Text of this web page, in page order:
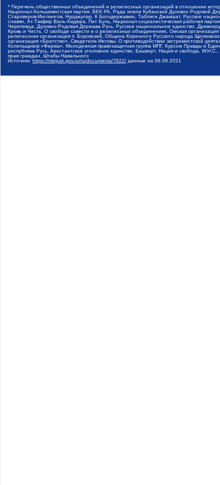
* Перечень общественных объединений и религиозных организаций в отношении
Национал-большевистская партия, ВЕК РА, Рада земли Кубанской Духовно Родовой
Староверов-Инглингов, Нурджулар, К Богодержавию, Таблиги Джамаат, Русское
славян, Ат-Такфир Валь-Хиджра, Пит Буль, Национал-социалистическая рабочая
Череповца, Духовно-Родовая Держава Русь, Русское национальное единство,
Кровь и Честь, О свободе совести и о религиозных объединениях, Омская
религиозная организация п. Боровский, Община Коренного Русского народа
организация «Братство», Свидетели Иеговы, О противодействии экстремистской
болельщиков «Фирма», Молодежная правозащитная группа МПГ, Курсом Правды и
республика Русь, Арестантское уголовное единство, Башкорт, Нация и свобода,
прав граждан, Штабы Навального
Источник: https://minjust.gov.ru/ru/documents/7822/ данные на 06.08.2021